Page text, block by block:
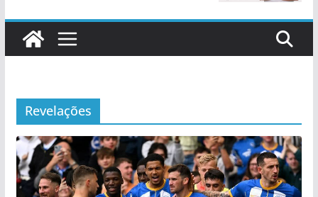
Revelações